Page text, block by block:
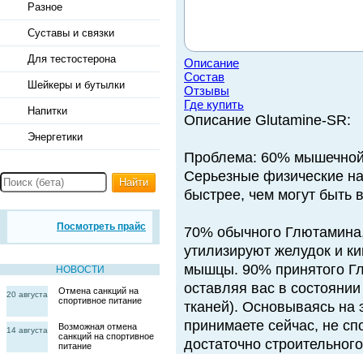
Разное
Суставы и связки
Для тестостерона
Шейкеры и бутылки
Напитки
Энергетики
Найти
Посмотреть прайс
НОВОСТИ
20 августа
Отмена санкций на
спортивное питание
14 августа
Возможная отмена
санкций на спортивное
питание
Описание
Состав
Отзывы
Где купить
Описание Glutamine-SR:
Проблема: 60% мышечной
Серьезные физические
быстрее, чем могут быть
70% обычного
утилизируют желудок и
мышцы. 90% принятого
оставляя вас в
тканей). Основываясь на
принимаете сейчас, не
достаточно